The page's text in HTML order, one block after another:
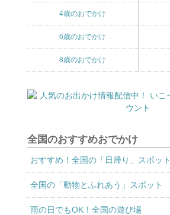
4歳のおでかけ
6歳のおでかけ
8歳のおでかけ
全国のおすすめおでかけ
おすすめ！全国の「日帰り」スポット
全国の「動物とふれあう」スポット
雨の日でもOK！全国の遊び場